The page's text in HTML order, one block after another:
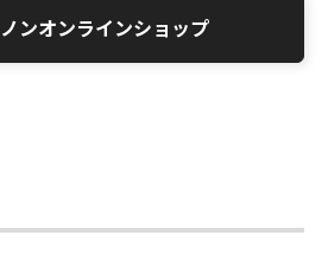
ンオンラインショップ